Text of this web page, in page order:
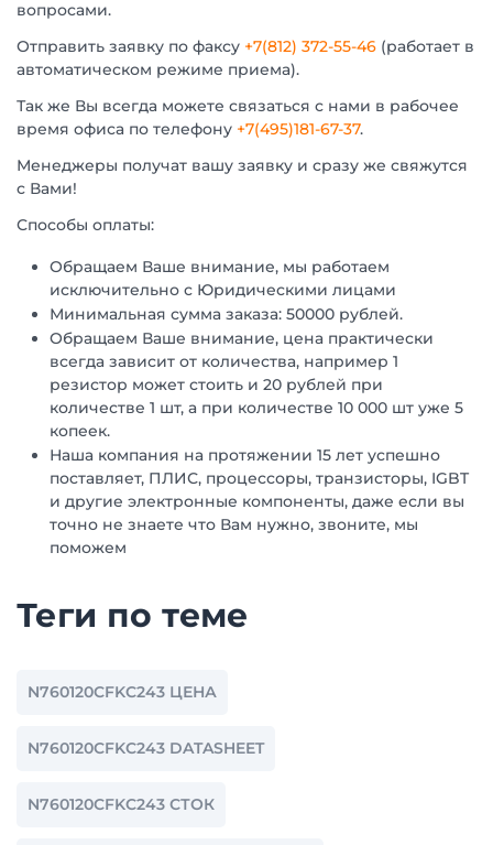
вопросами.
Отправить заявку по факсу +7(812) 372-55-46 (работает в
автоматическом режиме приема).
Так же Вы всегда можете связаться с нами в рабочее
время офиса по телефону +7(495)181-67-37.
Менеджеры получат вашу заявку и сразу же свяжутся
с Вами!
Способы оплаты:
Обращаем Ваше внимание, мы работаем
исключительно с Юридическими лицами
Минимальная сумма заказа: 50000 рублей.
Обращаем Ваше внимание, цена практически
всегда зависит от количества, например 1
резистор может стоить и 20 рублей при
количестве 1 шт, а при количестве 10 000 шт уже 5
копеек.
Наша компания на протяжении 15 лет успешно
поставляет, ПЛИС, процессоры, транзисторы, IGBT
и другие электронные компоненты, даже если вы
точно не знаете что Вам нужно, звоните, мы
поможем
Теги по теме
N760120CFKC243 ЦЕНА
N760120CFKC243 DATASHEET
N760120CFKC243 СТОК